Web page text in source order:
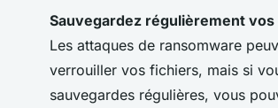
Sauvegardez régulièrement
Les attaques de ransomware
verrouiller vos fichiers, mais si
sauvegardes régulières, vous